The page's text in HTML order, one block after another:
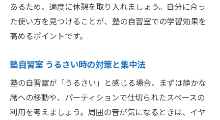
あるため、適度に休憩を取り入れましょう。自分に合っ
た使い方を見つけることが、塾の自習室での学習効果を
高めるポイントです。
塾自習室 うるさい時の対策と集中法
塾の自習室が「うるさい」と感じる場合、まずは静かな
席への移動や、パーティションで仕切られたスペースの
利用を考えましょう。周囲の音が気になるときは、イヤ